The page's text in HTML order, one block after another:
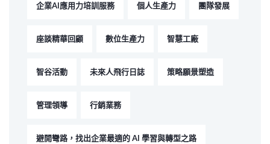
企業AI應用力培訓服務 個人生產力 團隊發展
座談精華回顧 數位生產力 智慧工廠
智谷活動 未來人飛行日誌 策略願景塑造
管理領導 行銷業務
避開彎路，找出企業最適的 AI 學習與轉型之路